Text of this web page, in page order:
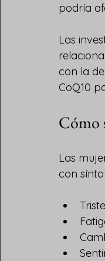
podría
Las
con la
CoQ10
Cómo
Las
con